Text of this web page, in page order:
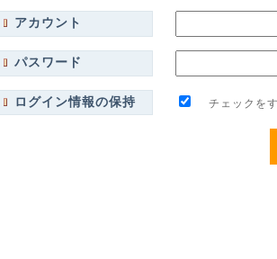
アカウント
パスワード
ログイン情報の保持 チェックをす